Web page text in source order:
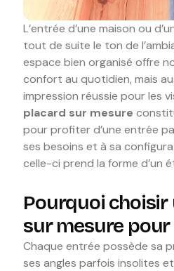
L’entrée d’une maison ou
tout de suite le ton de
espace bien organisé offre
confort au quotidien, mais
impression réussie pour les
placard sur mesure
pour profiter d’une entrée
ses besoins et à sa
celle-ci prend la forme d’un
Pourquoi choisir
sur mesure pour
Chaque entrée possède sa
ses angles parfois insolites